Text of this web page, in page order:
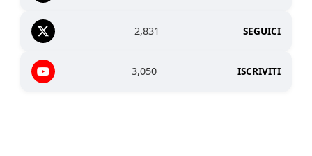
2,831 SEGUICI
3,050 ISCRIVITI